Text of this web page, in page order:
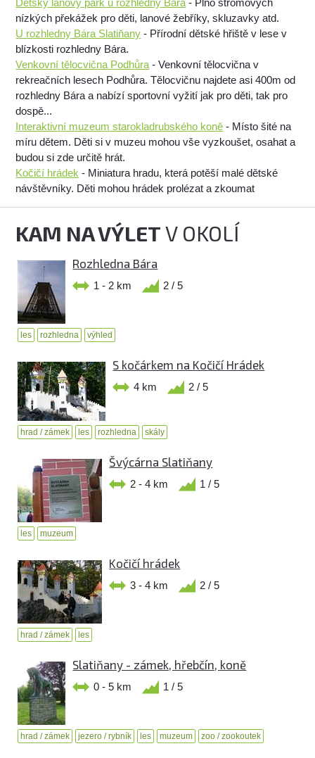
Dětský lanový park u rozhledny Bára - Plno stromových
nízkých překážek pro děti, lanové žebříky, skluzavky atd.
U rozhledny Bára Slatiňany - Přírodní dětské hřiště v lese v
blízkosti rozhledny Bára.
Venkovní tělocvična Podhůra - Venkovní tělocvična v
rekreačních lesech Podhůra. Tělocvičnu najdete asi 400m od
rozhledny Bára a nabízí sportovní vyžití jak pro děti, tak pro
dospě...
Interaktivní muzeum starokladrubského koně - Místo šité na
míru dětem. Děti si v muzeu mohou vše vyzkoušet, osahat a
budou si zde určitě hrát.
Kočičí hrádek - Miniatura hradu, která potěší malé dětské
návštěvníky. Děti mohou hrádek prolézat a zkoumat
KAM NA VÝLETV OKOLÍ
Rozhledna Bára
1 - 2 km 2 / 5
les rozhledna výhled
S kočárkem na Kočičí Hrádek
4 km 2 / 5
hrad / zámek les rozhledna skály
Švýcárna Slatiňany
2 - 4 km 1 / 5
les muzeum
Kočičí hrádek
3 - 4 km 2 / 5
hrad / zámek les
Slatiňany - zámek, hřebčín, koně
0 - 5 km 1 / 5
hrad / zámek jezero / rybník les muzeum zoo / zookoutek